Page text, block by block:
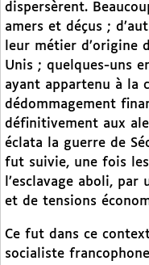
dispersèrent.
amers et déçus ;
leur métier d’origine
Unis ; quelques-uns
ayant appartenu à la
dédommagement
définitivement aux
éclata la guerre de
fut suivie, une fois
l’esclavage aboli,
et de tensions
Ce fut dans ce
socialiste